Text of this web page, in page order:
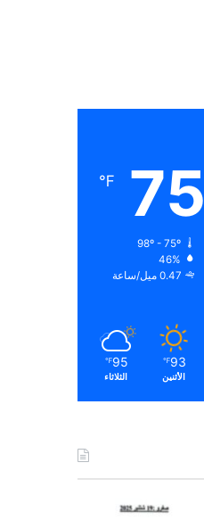
75
℉
98º - 75º
46%
0.47 ميل/ساعة
93
℉
الأثنين
95
℉
الثلاثاء